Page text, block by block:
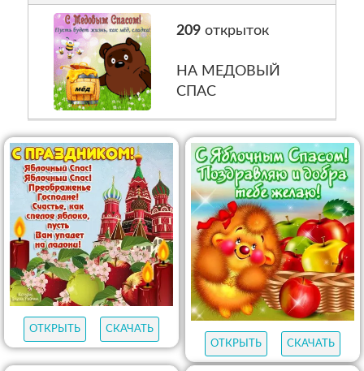
209открыток
НА МЕДОВЫЙ
СПАС
ОТКРЫТЬ
СКАЧАТЬ
ОТКРЫТЬ
СКАЧАТЬ